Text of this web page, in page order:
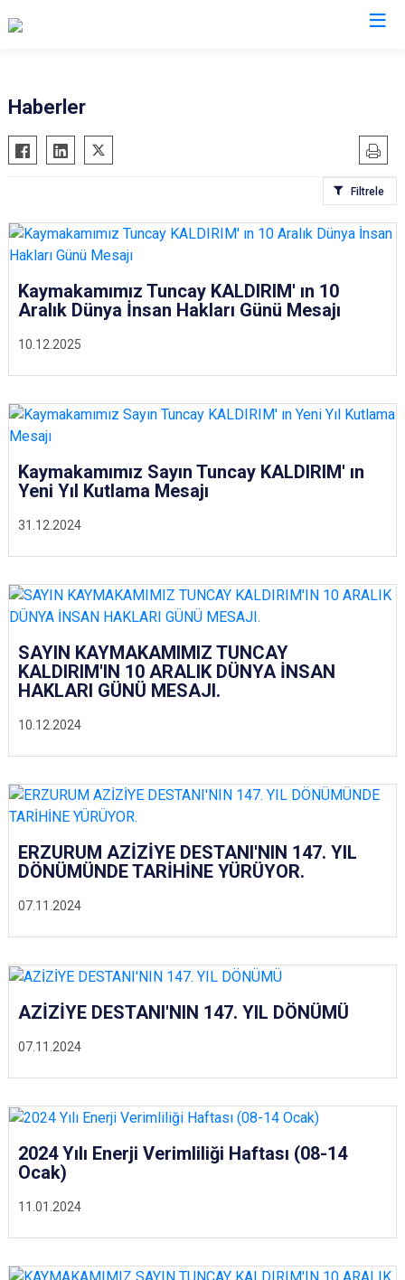
Aşkale
Çat
Horasan
Aziziye
İspir
Karaçoban
Karayazı
Pazaryolu
Tekman
Tortum
Haberler
Filtrele
10.12.2025
Kaymakamımız Tuncay KALDIRIM' ın 10
Aralık Dünya İnsan Hakları Günü Mesajı
31.12.2024
Kaymakamımız Sayın Tuncay KALDIRIM' ın
Yeni Yıl Kutlama Mesajı
10.12.2024
SAYIN KAYMAKAMIMIZ TUNCAY
KALDIRIM'IN 10 ARALIK DÜNYA İNSAN
HAKLARI GÜNÜ MESAJI.
07.11.2024
ERZURUM AZİZİYE DESTANI'NIN 147. YIL
DÖNÜMÜNDE TARİHİNE YÜRÜYOR.
07.11.2024
AZİZİYE DESTANI'NIN 147. YIL DÖNÜMÜ
11.01.2024
2024 Yılı Enerji Verimliliği Haftası (08-14
Ocak)